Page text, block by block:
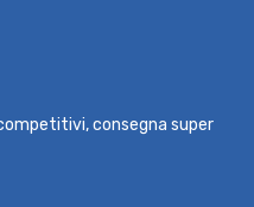
consegna super